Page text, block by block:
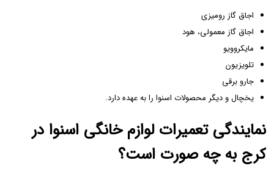
اجاق گاز رومیزی
اجاق گاز معمولی، هود
مایکروویو
تلویزیون
جارو برقی
یخچال و دیگر محصولات اسنوا را به عهده دارد.
نمایندگی تعمیرات لوازم خانگی اسنوا در
کرج به چه صورت است؟